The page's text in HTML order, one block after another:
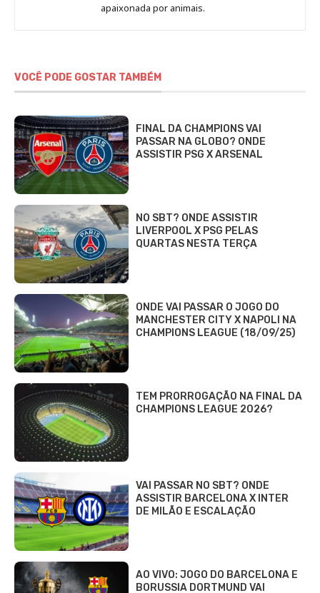
Fabbri
apaixonada por animais.
VOCÊ PODE GOSTAR TAMBÉM
FINAL DA CHAMPIONS VAI
PASSAR NA GLOBO? ONDE
ASSISTIR PSG X ARSENAL
NO SBT? ONDE ASSISTIR
LIVERPOOL X PSG PELAS
QUARTAS NESTA TERÇA
ONDE VAI PASSAR O JOGO DO
MANCHESTER CITY X NAPOLI NA
CHAMPIONS LEAGUE (18/09/25)
TEM PRORROGAÇÃO NA FINAL DA
CHAMPIONS LEAGUE 2026?
VAI PASSAR NO SBT? ONDE
ASSISTIR BARCELONA X INTER
DE MILÃO E ESCALAÇÃO
AO VIVO: JOGO DO BARCELONA E
BORUSSIA DORTMUND VAI